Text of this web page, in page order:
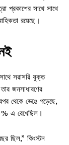
প্রকাশের সাথে সাথে
রয়েছে।
সরাসরি যুক্ত
জনসাধারণের
থেকে ভেঙে পড়েছে,
এ রেখেছিল।
ছিল,” কিংস্টন